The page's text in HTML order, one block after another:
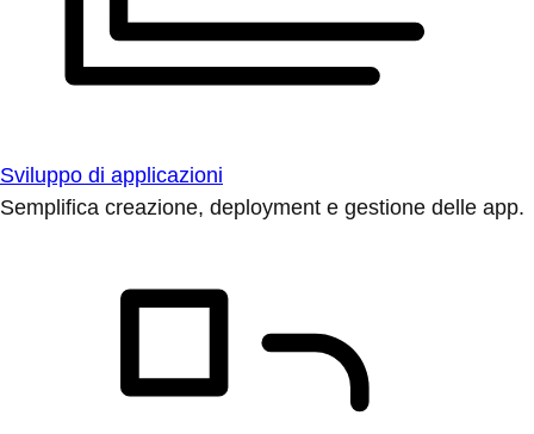
Sviluppo di applicazioni
Semplifica creazione, deployment e gestione delle app.